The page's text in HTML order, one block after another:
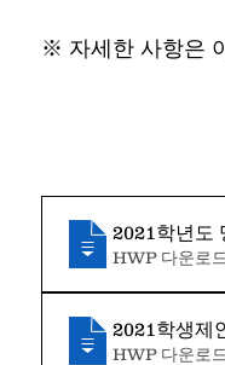
※ 자세한 사항은
2021학년도
HWP 다운로
2021학생제
HWP 다운로